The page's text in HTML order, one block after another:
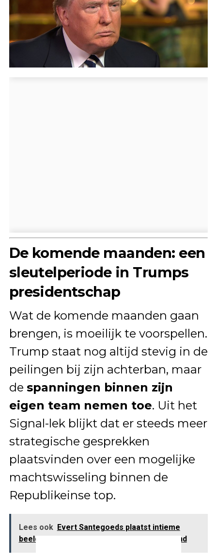
De komende maanden: een
sleutelperiode in Trumps
presidentschap
Wat de komende maanden gaan
brengen, is moeilijk te voorspellen.
Trump staat nog altijd stevig in de
peilingen bij zijn achterban, maar
de spanningen binnen zijn
eigen team nemen toe. Uit het
Signal-lek blijkt dat er steeds meer
strategische gesprekken
plaatsvinden over een mogelijke
machtswisseling binnen de
Republikeinse top.
Lees ook Evert Santegoeds plaatst intieme
beelden van Alexia en haar vermeende vriend